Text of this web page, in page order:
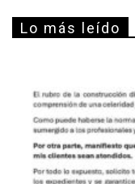
Lo más leído